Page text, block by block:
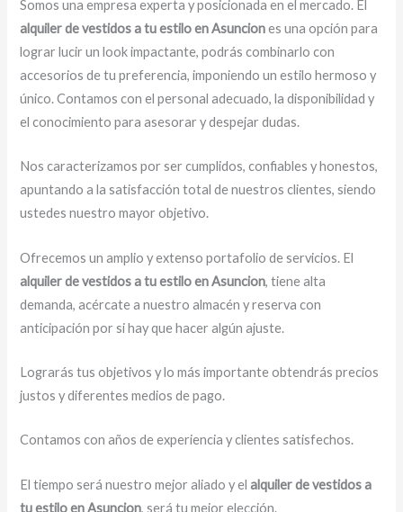
Somos una empresa experta y posicionada en el mercado. El
alquiler de vestidos a tu estilo en Asunciones una opción para
lograr lucir un look impactante, podrás combinarlo con
accesorios de tu preferencia, imponiendo un estilo hermoso y
único. Contamos con el personal adecuado, la disponibilidad y
el conocimiento para asesorar y despejar dudas.
Nos caracterizamos por ser cumplidos, confiables y honestos,
apuntando a la satisfacción total de nuestros clientes, siendo
ustedes nuestro mayor objetivo.
Ofrecemos un amplio y extenso portafolio de servicios. El
alquiler de vestidos a tu estilo en Asuncion, tiene alta
demanda, acércate a nuestro almacén y reserva con
anticipación por si hay que hacer algún ajuste.
Lograrás tus objetivos y lo más importante obtendrás precios
justos y diferentes medios de pago.
Contamos con años de experiencia y clientes satisfechos.
El tiempo será nuestro mejor aliado y elalquiler de vestidos a
tu estilo en Asuncion, será tu mejor elección.